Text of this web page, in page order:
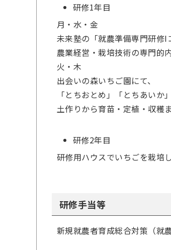
研修1年目
月・水・金
未来塾の「就農準備専門研修I
農業経営・栽培技術の専門的
火・木
出会いの森いちご園にて、
「とちおとめ」「とちあい
土作りから育苗・定植・収穫
研修2年目
研修用ハウスでいちごを栽培
研修手当等
新規就農者育成総合対策（就